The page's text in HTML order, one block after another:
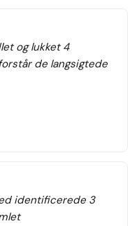
og lukket 4
de langsigtede
identificerede 3